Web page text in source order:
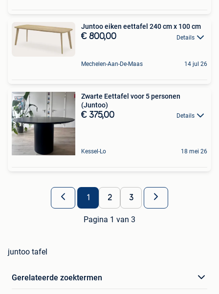
Juntoo eiken eettafel 240 cm x 100 cm
€ 800,00 Details
Mechelen-Aan-De-Maas 14 jul 26
Zwarte Eettafel voor 5 personen
(Juntoo)
€ 375,00 Details
Kessel-Lo 18 mei 26
1 2 3
Pagina 1 van 3
juntoo tafel
Gerelateerde zoektermen